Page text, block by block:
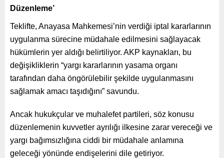
Düzenleme’
Teklifte, Anayasa Mahkemesi’nin verdiği iptal kararlarının
uygulanma sürecine müdahale edilmesini sağlayacak
hükümlerin yer aldığı belirtiliyor. AKP kaynakları, bu
değişikliklerin “yargı kararlarının yasama organı
tarafından daha öngörülebilir şekilde uygulanmasını
sağlamak amacı taşıdığını” savundu.
Ancak hukukçular ve muhalefet partileri, söz konusu
düzenlemenin kuvvetler ayrılığı ilkesine zarar vereceği ve
yargı bağımsızlığına ciddi bir müdahale anlamına
geleceği yönünde endişelerini dile getiriyor.